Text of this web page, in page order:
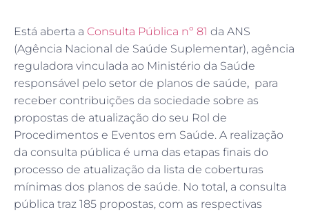
Está aberta a Consulta Pública nº 81 da ANS
(Agência Nacional de Saúde Suplementar), agência
reguladora vinculada ao Ministério da Saúde
responsável pelo setor de planos de saúde, para
receber contribuições da sociedade sobre as
propostas de atualização do seu Rol de
Procedimentos e Eventos em Saúde. A realização
da consulta pública é uma das etapas finais do
processo de atualização da lista de coberturas
mínimas dos planos de saúde. No total, a consulta
pública traz 185 propostas, com as respectivas